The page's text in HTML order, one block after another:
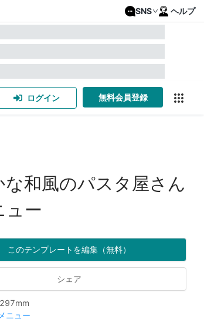
SNS ヘルプ
ログイン 無料会員登録
な和風のパスタ屋さん
ュー
このテンプレートを編集（無料）
シェア
297mm
メニュー